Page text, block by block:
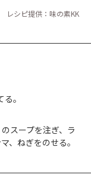
レシピ提供：味の素KK
。
スープを注ぎ、ラ
、ねぎをのせる。